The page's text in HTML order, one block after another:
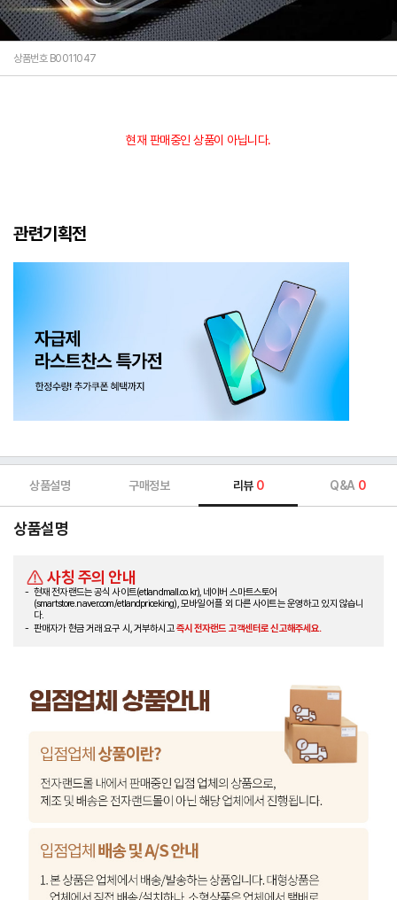
상품번호 B0011047
현재 판매중인 상품이 아닙니다.
관련기획전
상품설명 구매정보 리뷰 0 Q&A 0
상품설명
사칭 주의 안내
현재 전자랜드는 공식 사이트(etlandmall.co.kr), 네이버 스마트스토어
(smartstore.naver.com/etlandpriceking), 모바일 어플 외 다른 사이트는 운영하고 있지 않습니
다.
판매자가 현금 거래 요구 시, 거부하시고즉시 전자랜드 고객센터로 신고해주세요.